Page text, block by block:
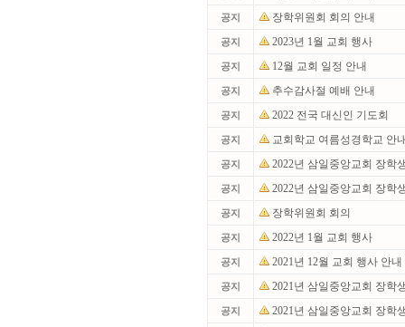
공지 장학위원회 회의 안내
공지 2023년 1월 교회 행사
공지 12월 교회 일정 안내
공지 추수감사절 예배 안내
공지 2022 전국 대신인 기도회
공지 교회학교 여름성경학교 안
공지 2022년 삼일중앙교회 장학
공지 2022년 삼일중앙교회 장학
공지 장학위원회 회의
공지 2022년 1월 교회 행사
공지 2021년 12월 교회 행사 안내
공지 2021년 삼일중앙교회 장학
공지 2021년 삼일중앙교회 장학